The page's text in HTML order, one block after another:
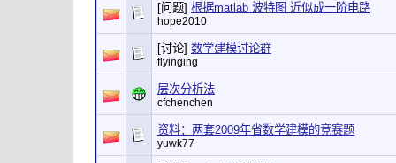
[问题] 根据matlab 波特图 近似成一阶电路
hope2010
[讨论] 数学建模讨论群
flyinging
层次分析法
cfchenchen
资料：两套2009年省数学建模的竞赛题
yuwk77